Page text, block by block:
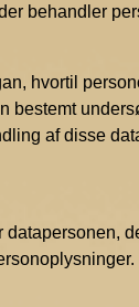
behandler
hvortil
bestemt
af disse